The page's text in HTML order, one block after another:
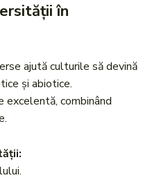
în
ajută culturile să devină
și abiotice.
combinând